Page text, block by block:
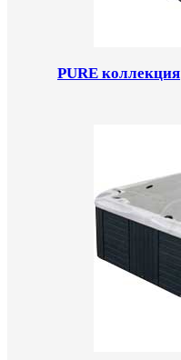
PURE коллекция